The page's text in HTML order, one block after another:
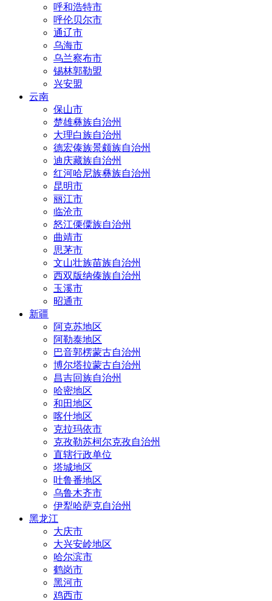
呼和浩特市
呼伦贝尔市
通辽市
乌海市
乌兰察布市
锡林郭勒盟
兴安盟
云南
保山市
楚雄彝族自治州
大理白族自治州
德宏傣族景颇族自治州
迪庆藏族自治州
红河哈尼族彝族自治州
昆明市
丽江市
临沧市
怒江傈僳族自治州
曲靖市
思茅市
文山壮族苗族自治州
西双版纳傣族自治州
玉溪市
昭通市
新疆
阿克苏地区
阿勒泰地区
巴音郭楞蒙古自治州
博尔塔拉蒙古自治州
昌吉回族自治州
哈密地区
和田地区
喀什地区
克拉玛依市
克孜勒苏柯尔克孜自治州
直辖行政单位
塔城地区
吐鲁番地区
乌鲁木齐市
伊犁哈萨克自治州
黑龙江
大庆市
大兴安岭地区
哈尔滨市
鹤岗市
黑河市
鸡西市